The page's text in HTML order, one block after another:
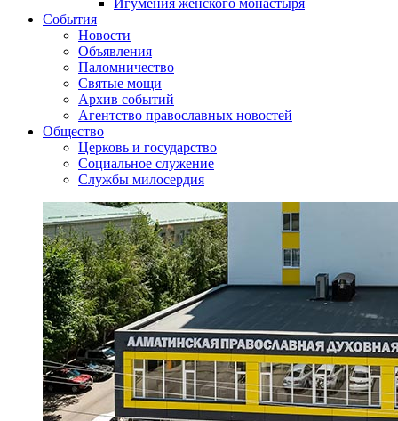
Игумения женского монастыря
События
Новости
Объявления
Паломничество
Святые мощи
Архив событий
Агентство православных новостей
Общество
Церковь и государство
Социальное служение
Службы милосердия